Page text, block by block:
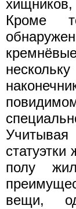
Кроме
полу
вещи,